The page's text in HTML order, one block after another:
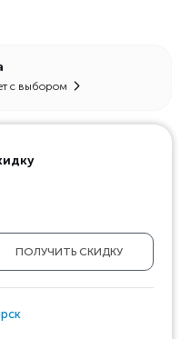
с выбором
ПОЛУЧИТЬ СКИДКУ